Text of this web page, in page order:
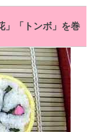
」「トンボ」を巻